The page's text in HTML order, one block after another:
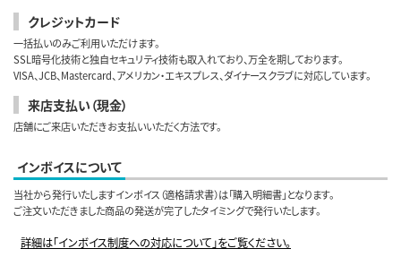
クレジットカード
一括払いのみご利用いただけます。
SSL暗号化技術と独自セキュリティ技術も取入れており、万全を期しております。
VISA、JCB、Mastercard、アメリカン・エキスプレス、ダイナースクラブに対応しています。
来店支払い（現金）
店舗にご来店いただきお支払いいただく方法です。
インボイスについて
当社から発行いたしますインボイス（適格請求書）は「購入明細書」となります。
ご注文いただきました商品の発送が完了したタイミングで発行いたします。
詳細は「インボイス制度への対応について」をご覧ください。